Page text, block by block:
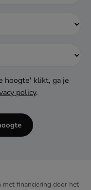
MEER
hoogte' klikt, ga je
policy.
financiering door het